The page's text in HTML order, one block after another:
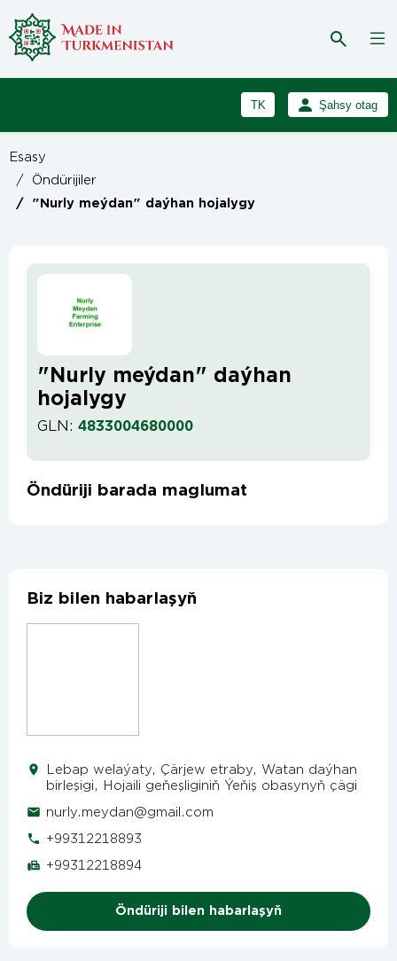
TK
RU
Şahsy otag
Esasy
/
Öndürijiler
/ "Nurly meýdan" daýhan hojalygy
"Nurly meýdan" daýhan
hojalygy
GLN: 4833004680000
Öndüriji barada maglumat
Biz bilen habarlaşyň
Lebap welaýaty, Çärjew etraby, Watan daýhan
birleşigi, Hojaili geňeşliginiň Ýeňiş obasynyň çägi
nurly.meydan@gmail.com
+99312218893
+99312218894
Öndüriji bilen habarlaşyň